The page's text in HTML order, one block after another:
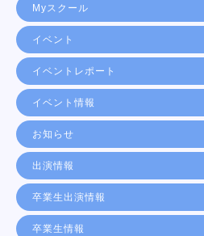
Myスクール
イベント
イベントレポート
イベント情報
お知らせ
出演情報
卒業生出演情報
卒業生情報